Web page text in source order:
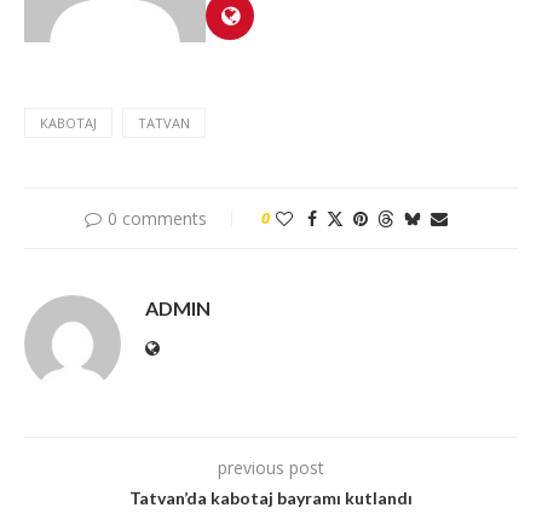
KABOTAJ TATVAN
0 comments 0
ADMIN
previous post
Tatvan’da kabotaj bayramı kutlandı